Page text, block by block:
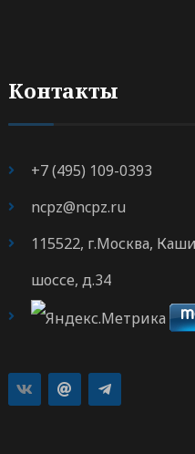
Контакты
+7 (495) 109-0393
ncpz@ncpz.ru
115522, г.Москва,
шоссе, д.34